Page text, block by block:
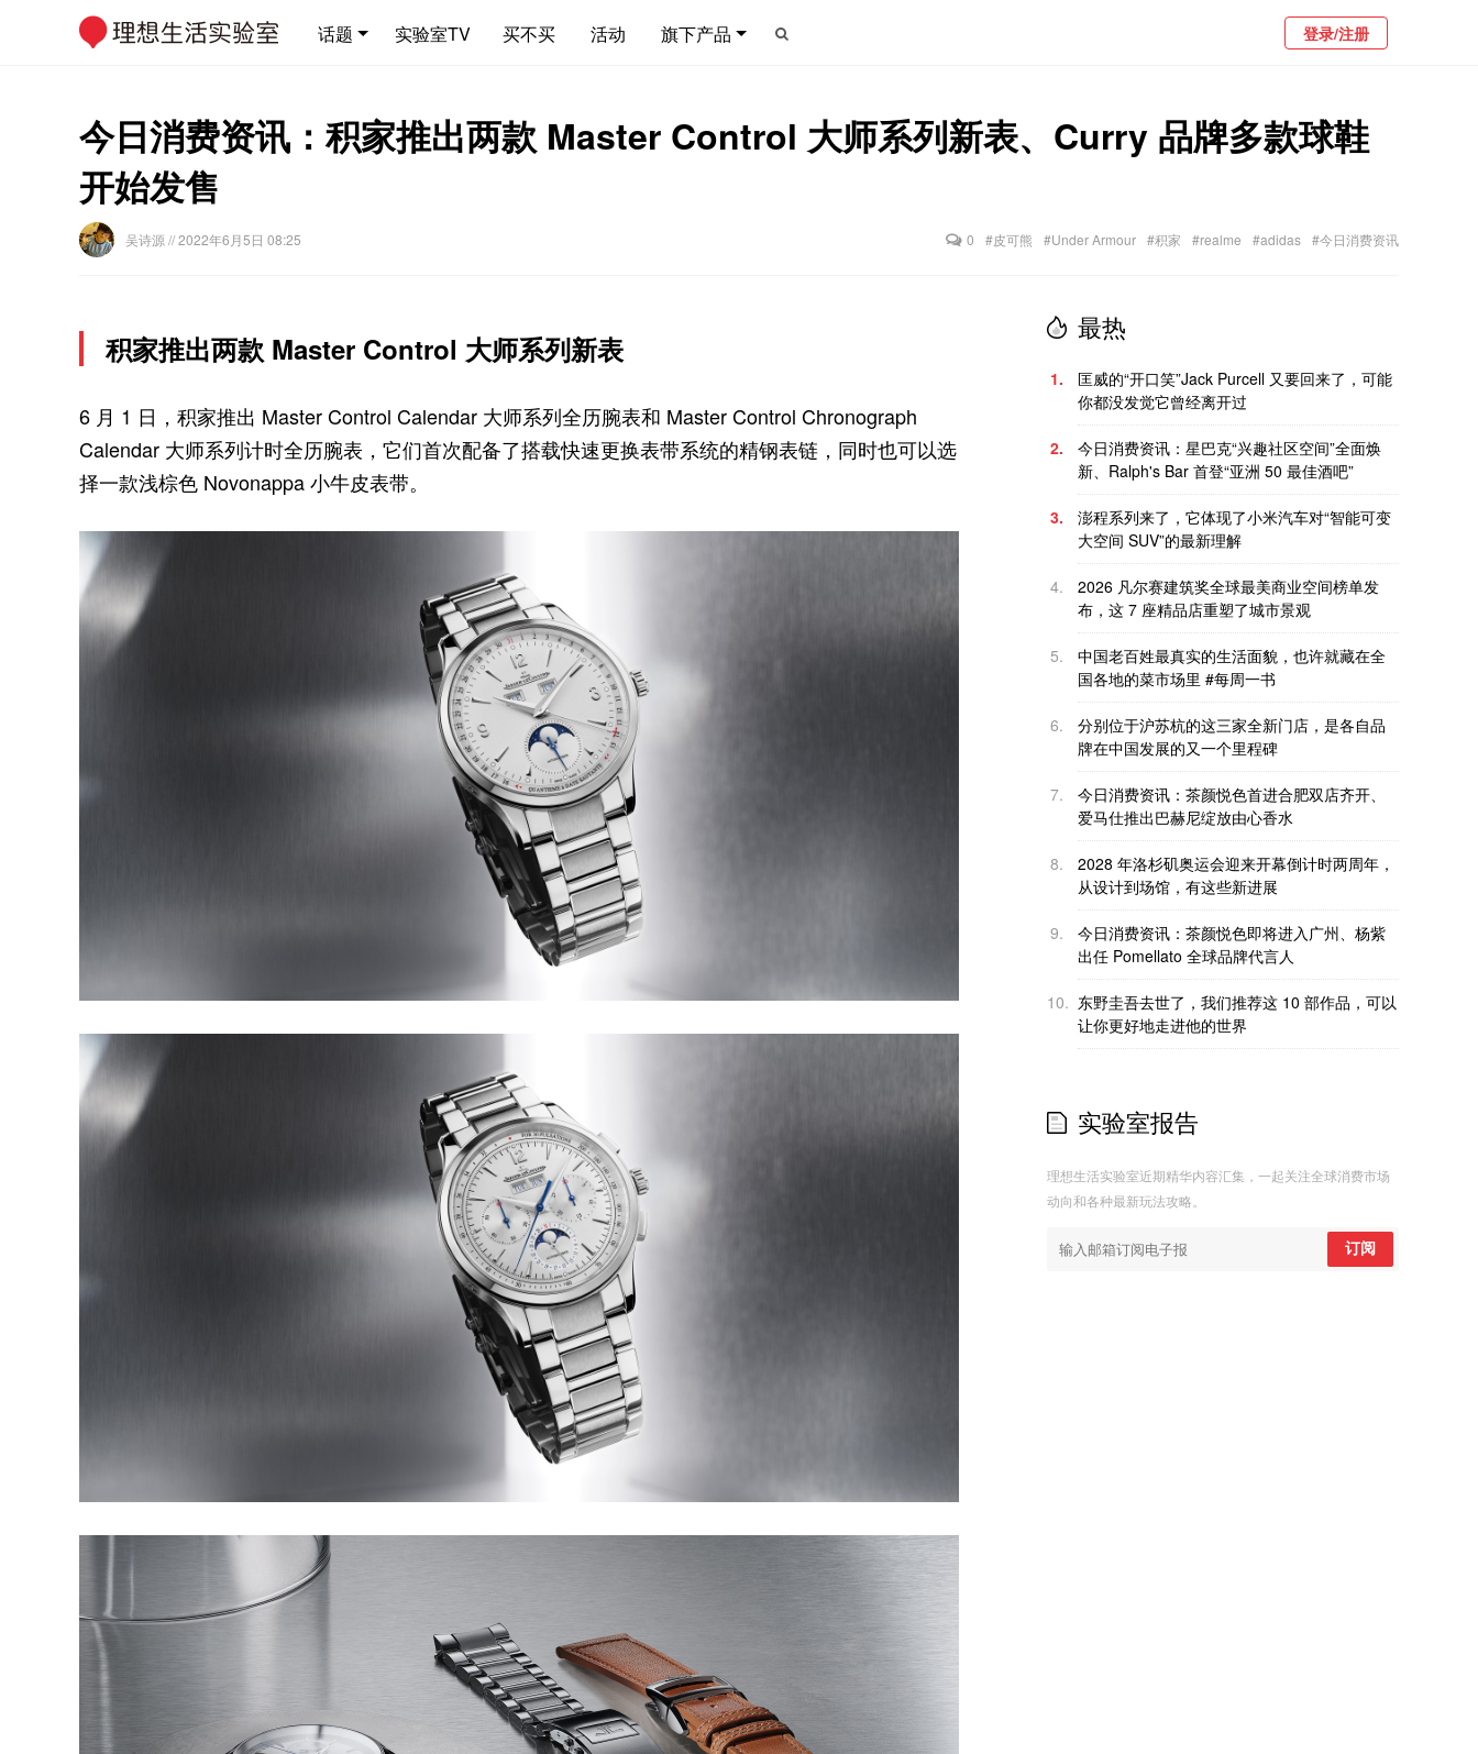
话题 实验室TV 买不买 活动 旗下产品 登录/注册
今日消费资讯：积家推出两款 Master Control 大师系列新表、Curry 品牌多款球鞋
开始发售
吴诗源 // 2022年6月5日 08:25 0 #皮可熊 #Under Armour #积家 #realme #adidas #今日消费资讯
积家推出两款 Master Control 大师系列新表
6 月 1 日，积家推出 Master Control Calendar 大师系列全历腕表和 Master Control Chronograph
Calendar 大师系列计时全历腕表，它们首次配备了搭载快速更换表带系统的精钢表链，同时也可以选
择一款浅棕色 Novonappa 小牛皮表带。
最热
1.
匡威的“开口笑”Jack Purcell 又要回来了，可能
你都没发觉它曾经离开过
2.
今日消费资讯：星巴克“兴趣社区空间”全面焕
新、Ralph's Bar 首登“亚洲 50 最佳酒吧”
3.
澎程系列来了，它体现了小米汽车对“智能可变
大空间 SUV”的最新理解
4.
2026 凡尔赛建筑奖全球最美商业空间榜单发
布，这 7 座精品店重塑了城市景观
5.
中国老百姓最真实的生活面貌，也许就藏在全
国各地的菜市场里 #每周一书
6.
分别位于沪苏杭的这三家全新门店，是各自品
牌在中国发展的又一个里程碑
7.
今日消费资讯：茶颜悦色首进合肥双店齐开、
爱马仕推出巴赫尼绽放由心香水
8.
2028 年洛杉矶奥运会迎来开幕倒计时两周年，
从设计到场馆，有这些新进展
9.
今日消费资讯：茶颜悦色即将进入广州、杨紫
出任 Pomellato 全球品牌代言人
10. 东野圭吾去世了，我们推荐这 10 部作品，可以
让你更好地走进他的世界
实验室报告
理想生活实验室近期精华内容汇集，一起关注全球消费市场
动向和各种最新玩法攻略。